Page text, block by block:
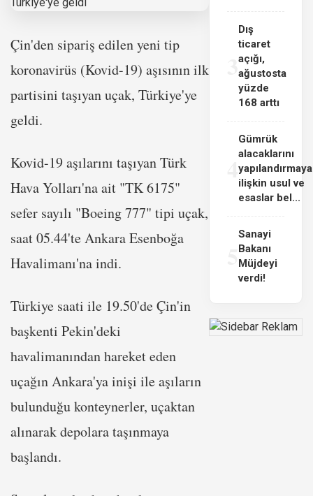
Çin'den sipariş edilen yeni tip
koronavirüs (Kovid-19) aşısının ilk
partisini taşıyan uçak, Türkiye'ye
geldi.
Kovid-19 aşılarını taşıyan Türk
Hava Yolları'na ait "TK 6175"
sefer sayılı "Boeing 777" tipi uçak,
saat 05.44'te Ankara Esenboğa
Havalimanı'na indi.
Türkiye saati ile 19.50'de Çin'in
başkenti Pekin'deki
havalimanından hareket eden
uçağın Ankara'ya inişi ile aşıların
bulunduğu konteynerler, uçaktan
alınarak depolara taşınmaya
başlandı.
3
Dış
ticaret
açığı,
ağustosta
yüzde
168 arttı
4
Gümrük
alacaklarını
yapılandırmaya
ilişkin usul ve
esaslar bel...
Sanayi
Bakanı
Müjdeyi
verdi!